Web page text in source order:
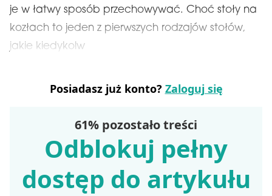
je w łatwy sposób przechowywać. Choć stoły na
kozłach to jeden z pierwszych rodzajów stołów,
jakie kiedykolw
Posiadasz już konto? Zaloguj się
61% pozostało treści
Odblokuj pełny
dostęp do artykułu